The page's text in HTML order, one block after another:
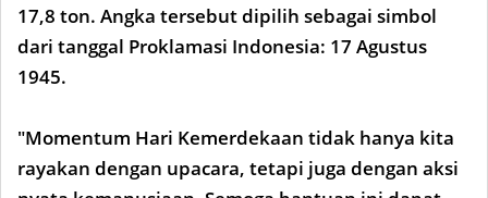
17,8 ton. Angka tersebut dipilih sebagai simbol
dari tanggal Proklamasi Indonesia: 17 Agustus
1945.
"Momentum Hari Kemerdekaan tidak hanya kita
rayakan dengan upacara, tetapi juga dengan aksi